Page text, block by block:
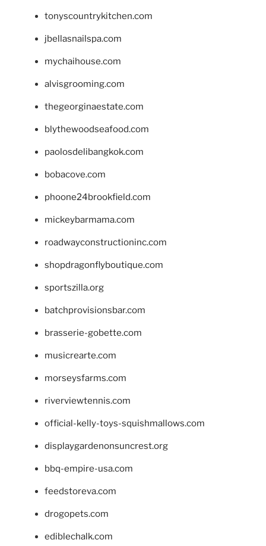
tonyscountrykitchen.com
jbellasnailspa.com
mychaihouse.com
alvisgrooming.com
thegeorginaestate.com
blythewoodseafood.com
paolosdelibangkok.com
bobacove.com
phoone24brookfield.com
mickeybarmama.com
roadwayconstructioninc.com
shopdragonflyboutique.com
sportszilla.org
batchprovisionsbar.com
brasserie-gobette.com
musicrearte.com
morseysfarms.com
riverviewtennis.com
official-kelly-toys-squishmallows.com
displaygardenonsuncrest.org
bbq-empire-usa.com
feedstoreva.com
drogopets.com
ediblechalk.com